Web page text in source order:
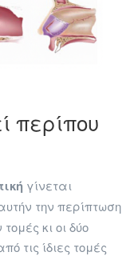
περίπου
γίνεται
την περίπτωση
κι οι δύο
τις ίδιες τομές